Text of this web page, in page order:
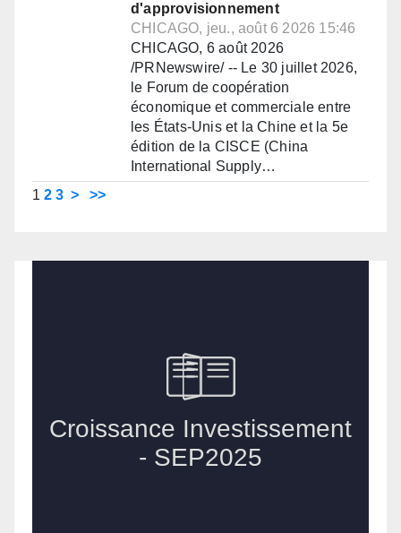
d'approvisionnement
CHICAGO, jeu., août 6 2026 15:46
CHICAGO, 6 août 2026
/PRNewswire/ -- Le 30 juillet 2026,
le Forum de coopération
économique et commerciale entre
les États-Unis et la Chine et la 5e
édition de la CISCE (China
International Supply…
1 2 3 > >>